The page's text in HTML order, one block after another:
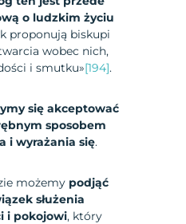
o ludzkim życiu
proponują biskupi
wobec nich,
i smutku»[194].
się akceptować
sposobem
i wyrażania się.
możemy podjąć
służenia
i pokojowi, który